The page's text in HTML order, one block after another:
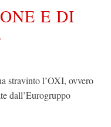
E DI
stravinto l’OXI, ovvero
dall’Eurogruppo